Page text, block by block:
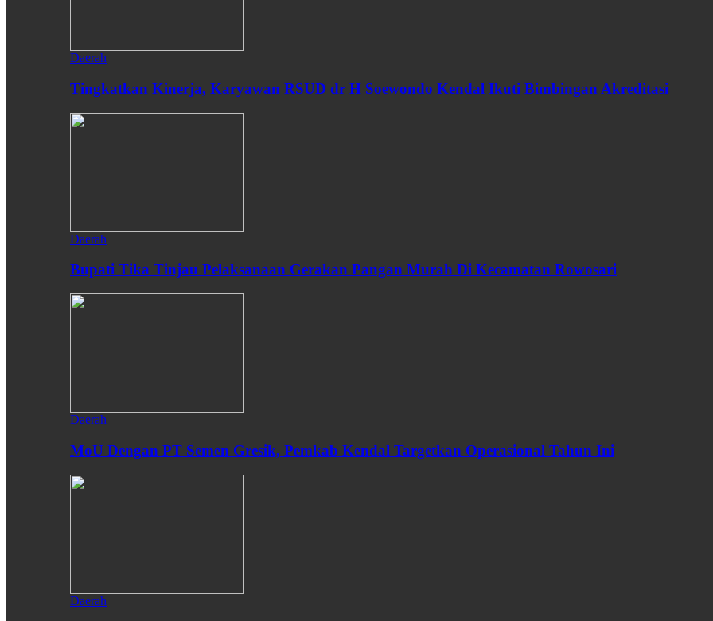
Daerah
Tingkatkan Kinerja, Karyawan RSUD dr H Soewondo Kendal Ikuti Bimbingan Akreditasi
Daerah
Bupati Tika Tinjau Pelaksanaan Gerakan Pangan Murah Di Kecamatan Rowosari
Daerah
MoU Dengan PT Semen Gresik, Pemkab Kendal Targetkan Operasional Tahun Ini
Daerah